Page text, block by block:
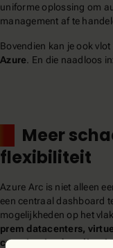
uniforme oplossing om
management af te
Bovendien kan je ook
Azure . En die naadloos
Meer
flexibiliteit
Azure Arc is niet alleen
een centraal dashboard
mogelijkheden op het
prem datacenters,
containerized